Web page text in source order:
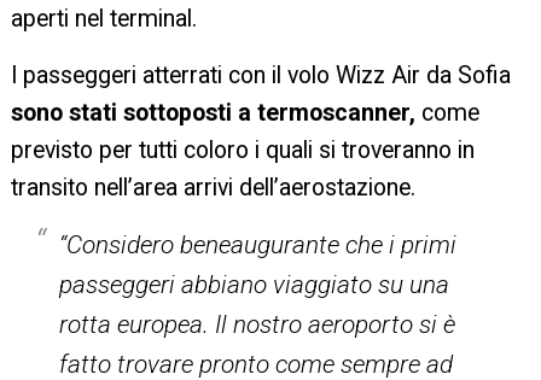
aperti nel terminal.
I passeggeri atterrati con il volo Wizz Air da Sofia
sono stati sottoposti a termoscanner, come
previsto per tutti coloro i quali si troveranno in
transito nell’area arrivi dell’aerostazione.
“Considero beneaugurante che i primi
passeggeri abbiano viaggiato su una
rotta europea. Il nostro aeroporto si è
fatto trovare pronto come sempre ad